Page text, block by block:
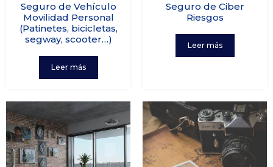
Seguro de Vehículo
Movilidad Personal
(Patinetes, bicicletas,
segway, scooter…)
Leer más
Seguro de Ciber
Riesgos
Leer más